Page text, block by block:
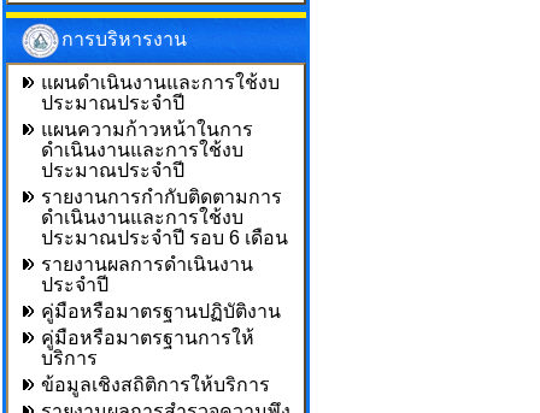
การบริหารงาน
แผนดำเนินงานและการใช้งบ
ประมาณประจำปี
แผนความก้าวหน้าในการ
ดำเนินงานและการใช้งบ
ประมาณประจำปี
รายงานการกำกับติดตามการ
ดำเนินงานและการใช้งบ
ประมาณประจำปี รอบ 6 เดือน
รายงานผลการดำเนินงาน
ประจำปี
คู่มือหรือมาตรฐานปฏิบัติงาน
คู่มือหรือมาตรฐานการให้
บริการ
ข้อมูลเชิงสถิติการให้บริการ